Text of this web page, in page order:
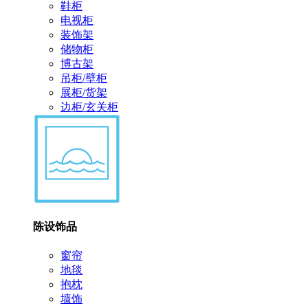
鞋柜
电视柜
装饰架
储物柜
博古架
吊柜/壁柜
展柜/货架
边柜/玄关柜
陈设饰品
窗帘
地毯
抱枕
墙饰